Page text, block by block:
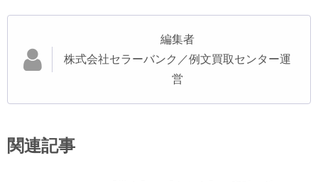
編集者
株式会社セラーバンク／例文買取センター運
営
関連記事